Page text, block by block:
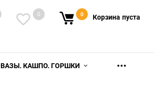
0 0 Корзина пуста
ВАЗЫ. КАШПО. ГОРШКИ